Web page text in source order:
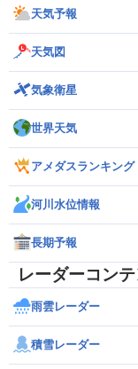
天気予報
天気図
気象衛星
世界天気
アメダスランキング
河川水位情報
長期予報
レーダーコン
雨雲レーダー
積雪レーダー